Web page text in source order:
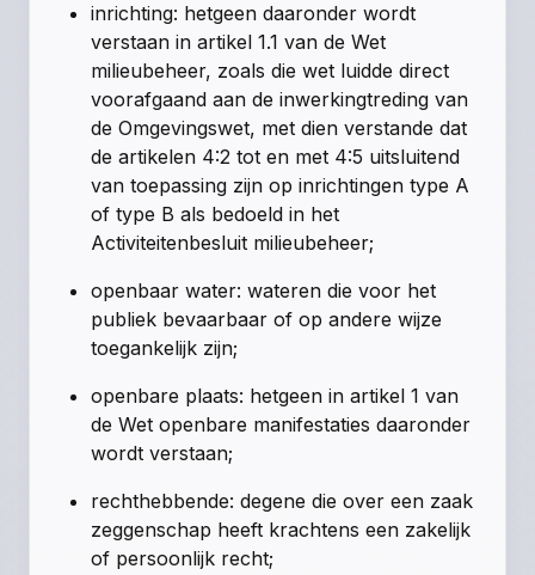
inrichting: hetgeen daaronder wordt
verstaan in artikel 1.1 van de Wet
milieubeheer, zoals die wet luidde direct
voorafgaand aan de inwerkingtreding van
de Omgevingswet, met dien verstande dat
de artikelen 4:2 tot en met 4:5 uitsluitend
van toepassing zijn op inrichtingen type A
of type B als bedoeld in het
Activiteitenbesluit milieubeheer;
openbaar water: wateren die voor het
publiek bevaarbaar of op andere wijze
toegankelijk zijn;
openbare plaats: hetgeen in artikel 1 van
de Wet openbare manifestaties daaronder
wordt verstaan;
rechthebbende: degene die over een zaak
zeggenschap heeft krachtens een zakelijk
of persoonlijk recht;